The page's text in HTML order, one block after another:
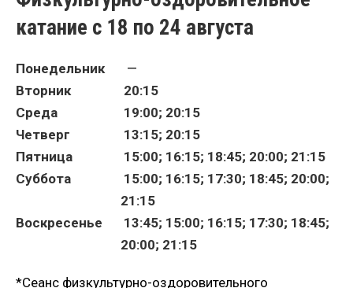
катание с 18 по 24 августа
Понедельник
—
Вторник
20:15
Среда
19:00; 20:15
Четверг
13:15; 20:15
Пятница
15:00; 16:15; 18:45; 20:00; 21:15
Суббота
15:00; 16:15; 17:30; 18:45; 20:00;
21:15
Воскресенье
13:45; 15:00; 16:15; 17:30; 18:45;
20:00; 21:15
*Сеанс физкультурно-оздоровительного